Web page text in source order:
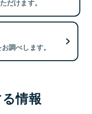
だけます。
調べします。
情報